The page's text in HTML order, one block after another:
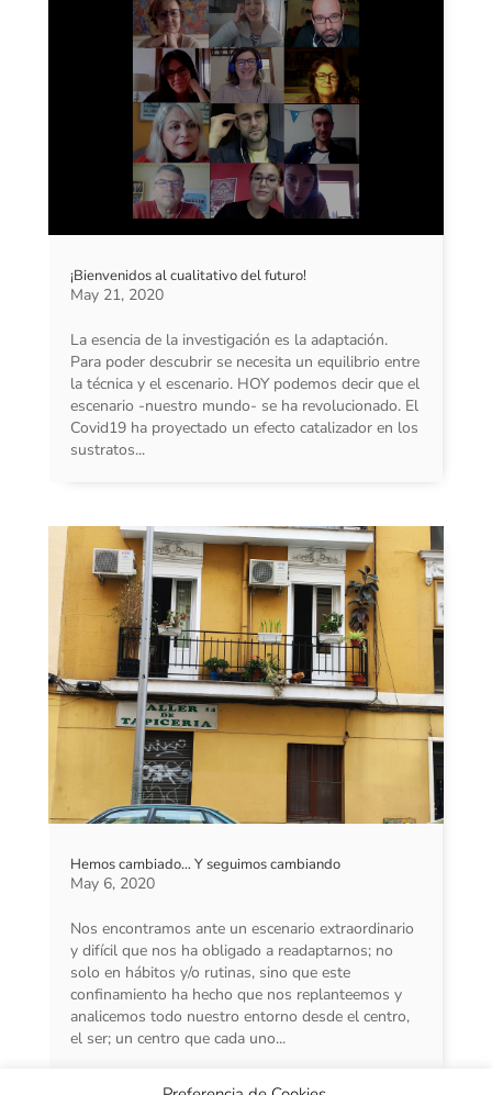
¡Bienvenidos al cualitativo del futuro!
May 21, 2020
La esencia de la investigación es la adaptación.
Para poder descubrir se necesita un equilibrio entre
la técnica y el escenario. HOY podemos decir que el
escenario -nuestro mundo- se ha revolucionado. El
Covid19 ha proyectado un efecto catalizador en los
sustratos...
Hemos cambiado… Y seguimos cambiando
May 6, 2020
Nos encontramos ante un escenario extraordinario
y difícil que nos ha obligado a readaptarnos; no
solo en hábitos y/o rutinas, sino que este
confinamiento ha hecho que nos replanteemos y
analicemos todo nuestro entorno desde el centro,
el ser; un centro que cada uno...